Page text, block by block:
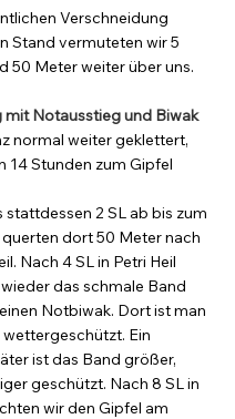
Verschneidung
Stand vermuteten wir 5
50 Meter weiter über uns.
mit Notausstieg und Biwak
normal weiter geklettert,
14 Stunden zum Gipfel
stattdessen 2 SL ab bis zum
dort 50 Meter nach
Nach 4 SL in Petri Heil
das schmale Band
Notbiwak. Dort ist man
Ein
ist das Band größer,
geschützt. Nach 8 SL in
wir den Gipfel am